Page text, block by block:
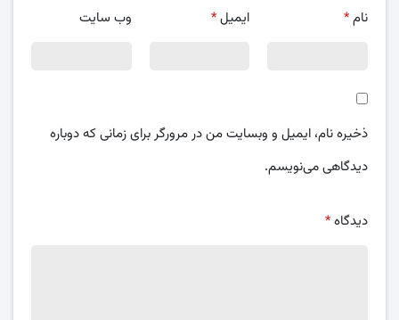
نام* ایمیل* وب‌ سایت
ذخیره نام، ایمیل و وبسایت من در مرورگر برای زمانی که دوباره
دیدگاهی می‌نویسم.
دیدگاه*